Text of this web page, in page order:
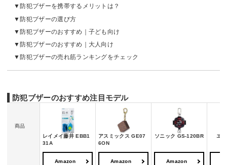
防犯ブザーを携帯するメリットは？
防犯ブザーの選び方
防犯ブザーのおすすめ｜子ども向け
防犯ブザーのおすすめ｜大人向け
防犯ブザーの売れ筋ランキングをチェック
防犯ブザーのおすすめ注目モデル
商品
レイメイ藤井 EBB1
31A
アスミックス GE07
6ON
ソニック GS-120BR エ
Amazon Amazon Amazon